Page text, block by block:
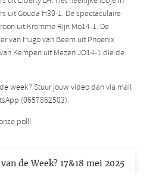
uit Gouda H30-1. De spectaculaire
uit Kromme Rijn Mo14-1. De
van Hugo van Beem uit Phoenix
Kempen uit Mezen JO14-1 die de
week? Stuur jouw video dan via mail
(0657862503).
poll!
de Week? 17&18 mei 2025